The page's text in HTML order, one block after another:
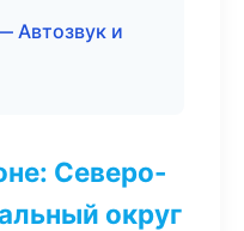
Автозвук и
Северо-
округ